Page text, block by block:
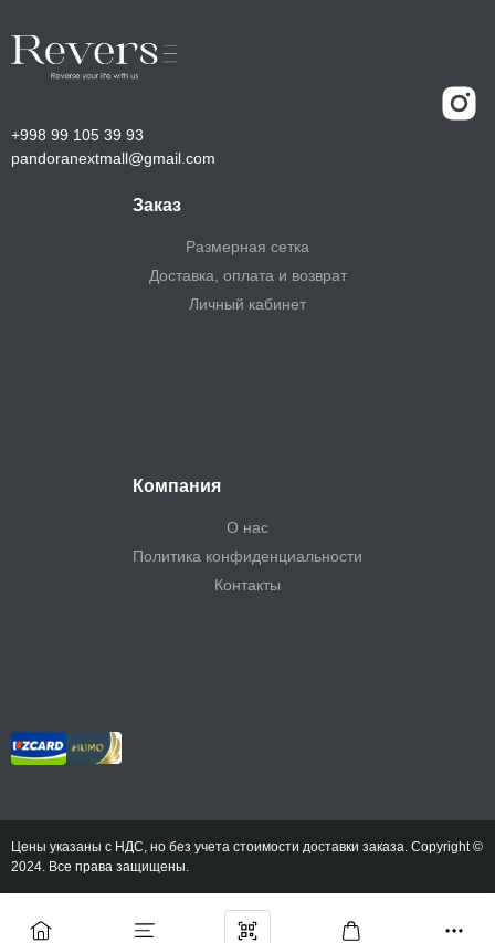
+998 99 105 39 93
pandoranextmall@gmail.com
Заказ
Размерная сетка
Доставка, оплата и возврат
Личный кабинет
Компания
О нас
Политика конфиденциальности
Контакты
Цены указаны с НДС, но без учета стоимости доставки заказа. Copyright ©
2024. Все права защищены.